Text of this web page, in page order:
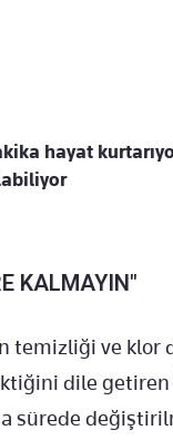
hayat
KALMAYIN"
temizliği ve klor
dile getiren
sürede